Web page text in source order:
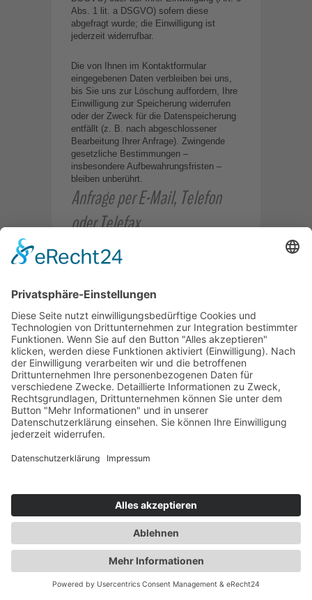
Abs. 1 lit. a DSGVO) sofern diese
abgefragt wurde; die Einwilligung ist
jederzeit widerrufbar.
Die von Ihnen im Kontaktformular
eingegebenen Daten verbleiben bei uns,
bis Sie uns zur Löschung auffordern, Ihre
Einwilligung zur Speicherung widerrufen
oder der Zweck für die Datenspeicherung
entfällt (z. B. nach abgeschlossener
Bearbeitung Ihrer Anfrage). Zwingende
gesetzliche Bestimmungen –
insbesondere Aufbewahrungsfristen –
bleiben unberührt.
Anfrage per E-Mail, Telefon
oder Telefax
Wenn Sie uns per E-Mail, Telefon oder
personenbezogenen Daten (Name,
Anfrage) zum Zwecke der Bearbeitung
Ihres Anliegens bei uns gespeichert und
verarbeitet. Diese Daten geben wir nicht
ohne Ihre Einwilligung weiter.
Die Verarbeitung dieser Daten erfolgt auf
Grundlage von Art. 6 Abs. 1 lit. b DSGVO,
sofern Ihre Anfrage mit der Erfüllung eines
Vertrags zusammenhängt oder zur
Durchführung vorvertraglicher
Maßnahmen erforderlich ist. In allen
unserem berechtigten Interesse an der
DSGVO) oder auf Ihrer Einwilligung (Art. 6
Abs. 1 lit. a DSGVO) sofern diese
abgefragt wurde; die Einwilligung ist
jederzeit widerrufbar.
Die von Ihnen an uns per Kontaktanfragen
übersandten Daten verbleiben bei uns, bis